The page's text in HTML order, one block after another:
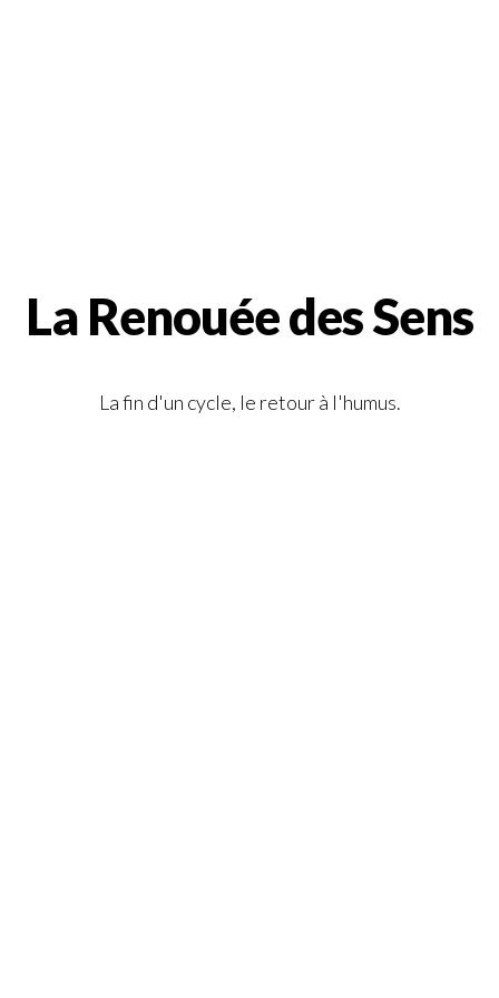
La Renouée des Sens
La fin d'un cycle, le retour à l'humus.